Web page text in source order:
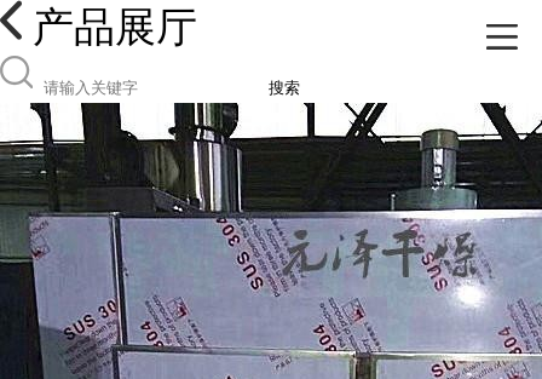
产品展厅
搜索